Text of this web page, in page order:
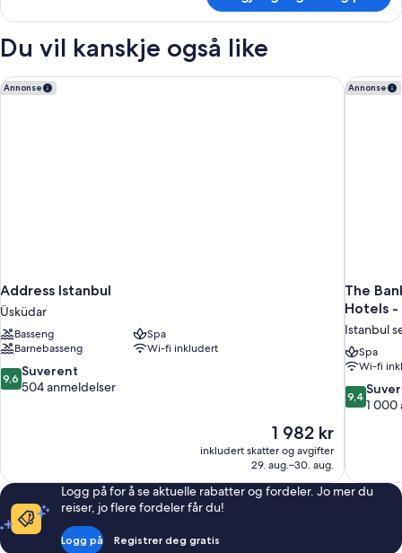
–
Du vil kanskje også like
Annonse
Address Istanbul
Üsküdar
Basseng
Spa
Barnebasseng
Wi-fi inkludert
9.6
av
9,6 Suverent
504 anmeldelser
Prisen
er
1 982 kr
1 982 kr
inkludert skatter og avgifter
29. aug.–30. aug.
Address Istanbul Annonse
The
Hotels -
Istanbul
Spa
Wi-fi
9.4
av
9,4
1 000
The
Logg på for å se aktuelle rabatter og fordeler. Jo mer du
reiser, jo flere fordeler får du!
Logg på Registrer deg gratis